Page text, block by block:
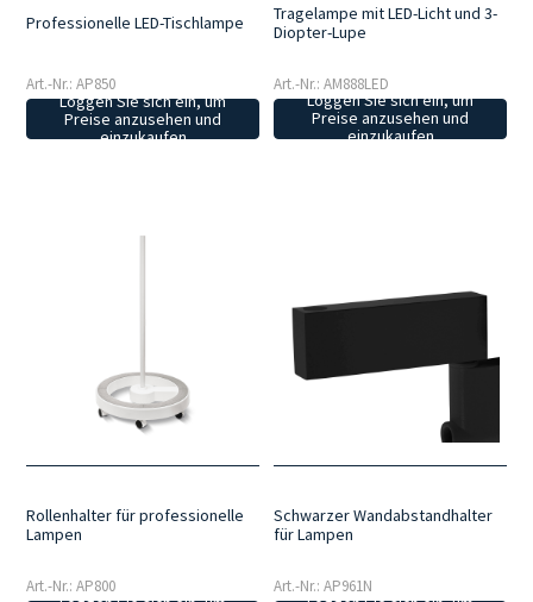
Professionelle LED-Tischlampe
Art.-Nr.: AP850
Loggen Sie sich ein, um
Preise anzusehen und
einzukaufen
Tragelampe mit LED-Licht und 3-
Diopter-Lupe
Art.-Nr.: AM888LED
Loggen Sie sich ein, um
Preise anzusehen und
einzukaufen
Rollenhalter für professionelle
Lampen
Art.-Nr.: AP800
Schwarzer Wandabstandhalter
für Lampen
Art.-Nr.: AP961N